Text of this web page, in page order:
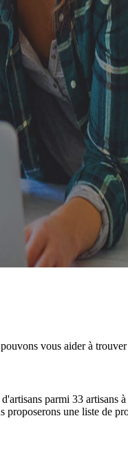
vous aider à
parmi 33 artisans
une liste de